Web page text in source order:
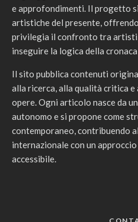
e approfondimenti. Il progetto
artistiche del presente,
privilegia il confronto tra
inseguire la logica della
Il sito pubblica contenuti
alla ricerca, alla qualità critica
opere. Ogni articolo nasce da
autonomo e si propone come
contemporaneo, contribuendo
internazionale con un
accessibile.